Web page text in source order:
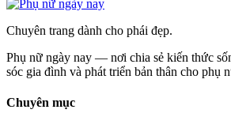
Chuyên trang dành cho phái đẹp.
Phụ nữ ngày nay — nơi chia sẻ kiến thức
sóc gia đình và phát triển bản thân cho phụ
Chuyên mục